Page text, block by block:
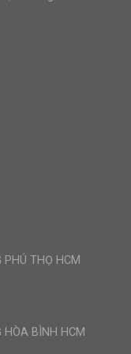
PHÚ THỌ HCM
HÒA BÌNH HCM